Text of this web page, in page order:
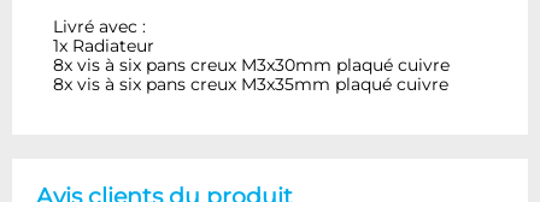
Livré avec :
1x Radiateur
8x vis à six pans creux M3x30mm plaqué cuivre
8x vis à six pans creux M3x35mm plaqué cuivre
Avis clients du produit